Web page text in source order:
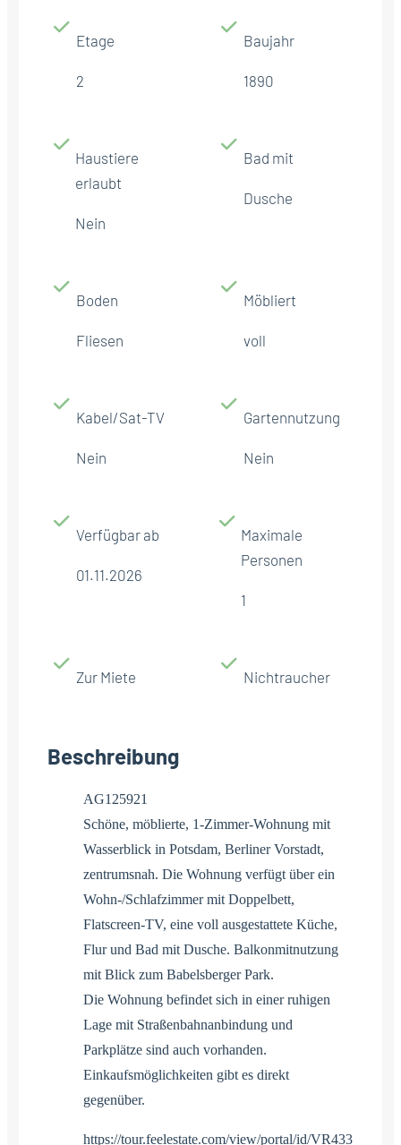
Etage
2
Baujahr
1890
Haustiere
erlaubt
Nein
Bad mit
Dusche
Boden
Fliesen
Möbliert
voll
Kabel/Sat-TV
Nein
Gartennutzung
Nein
Verfügbar ab
01.11.2026
Maximale
Personen
1
Zur Miete Nichtraucher
Beschreibung
AG125921
Schöne, möblierte, 1-Zimmer-Wohnung mit
Wasserblick in Potsdam, Berliner Vorstadt,
zentrumsnah. Die Wohnung verfügt über ein
Wohn-/Schlafzimmer mit Doppelbett,
Flatscreen-TV, eine voll ausgestattete Küche,
Flur und Bad mit Dusche. Balkonmitnutzung
mit Blick zum Babelsberger Park.
Die Wohnung befindet sich in einer ruhigen
Lage mit Straßenbahnanbindung und
Parkplätze sind auch vorhanden.
Einkaufsmöglichkeiten gibt es direkt
gegenüber.
https://tour.feelestate.com/view/portal/id/VR433